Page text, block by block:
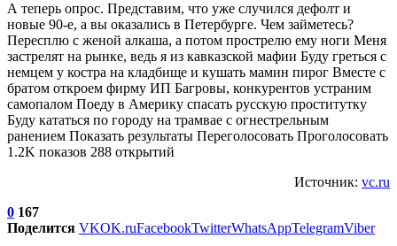
А теперь опрос. Представим, что уже случился дефолт и
новые 90-е, а вы оказались в Петербурге. Чем займетесь?
Пересплю с женой алкаша, а потом прострелю ему ноги Меня
застрелят на рынке, ведь я из кавказской мафии Буду греться с
немцем у костра на кладбище и кушать мамин пирог Вместе с
братом откроем фирму ИП Багровы, конкурентов устраним
самопалом Поеду в Америку спасать русскую проститутку
Буду кататься по городу на трамвае с огнестрельным
ранением Показать результаты Переголосовать Проголосовать
1.2K показов 288 открытий
Источник: vc.ru
0 167
Поделится VKOK.ruFacebookTwitterWhatsAppTelegramViber